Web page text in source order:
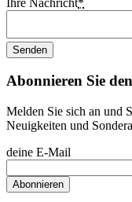
Abonnieren Sie
Melden Sie sich an und
Neuigkeiten und
deine E-Mail